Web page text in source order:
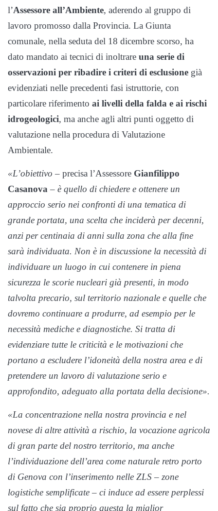
l’Assessore all’Ambiente, aderendo al gruppo di
lavoro promosso dalla Provincia. La Giunta
comunale, nella seduta del 18 dicembre scorso, ha
dato mandato ai tecnici di inoltrare una serie di
osservazioni per ribadire i criteri di esclusione già
evidenziati nelle precedenti fasi istruttorie, con
particolare riferimento ai livelli della falda e ai rischi
idrogeologici, ma anche agli altri punti oggetto di
valutazione nella procedura di Valutazione
Ambientale.
«L’obiettivo – precisa l’Assessore Gianfilippo
Casanova – è quello di chiedere e ottenere un
approccio serio nei confronti di una tematica di
grande portata, una scelta che inciderà per decenni,
anzi per centinaia di anni sulla zona che alla fine
sarà individuata. Non è in discussione la necessità di
individuare un luogo in cui contenere in piena
sicurezza le scorie nucleari già presenti, in modo
talvolta precario, sul territorio nazionale e quelle che
dovremo continuare a produrre, ad esempio per le
necessità mediche e diagnostiche. Si tratta di
evidenziare tutte le criticità e le motivazioni che
portano a escludere l’idoneità della nostra area e di
pretendere un lavoro di valutazione serio e
approfondito, adeguato alla portata della decisione».
«La concentrazione nella nostra provincia e nel
novese di altre attività a rischio, la vocazione agricola
di gran parte del nostro territorio, ma anche
l’individuazione dell’area come naturale retro porto
di Genova con l’inserimento nelle ZLS – zone
logistiche semplificate – ci induce ad essere perplessi
sul fatto che sia proprio questa la miglior